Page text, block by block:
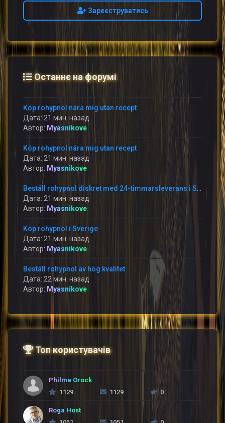
Зареєструватись
Останнє на форумі
Köp rohypnol nära mig utan recept
Дата: 21 мин. назад
Автор: Myasnikove
Köp rohypnol nära mig utan recept
Дата: 21 мин. назад
Автор: Myasnikove
Дата: 21 мин. назад
Автор: Myasnikove
Köp rohypnol i Sverige
Дата: 21 мин. назад
Автор: Myasnikove
Beställ rohypnol av hög kvalitet
Дата: 22 мин. назад
Автор: Myasnikove
Топ користувачів
Philma Orock
1129
1129 0
Roga Host